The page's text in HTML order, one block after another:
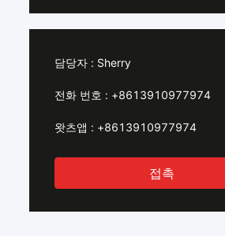
담당자 : Sherry
전화 번호 : +8613910977974
왓츠앱 : +8613910977974
접촉